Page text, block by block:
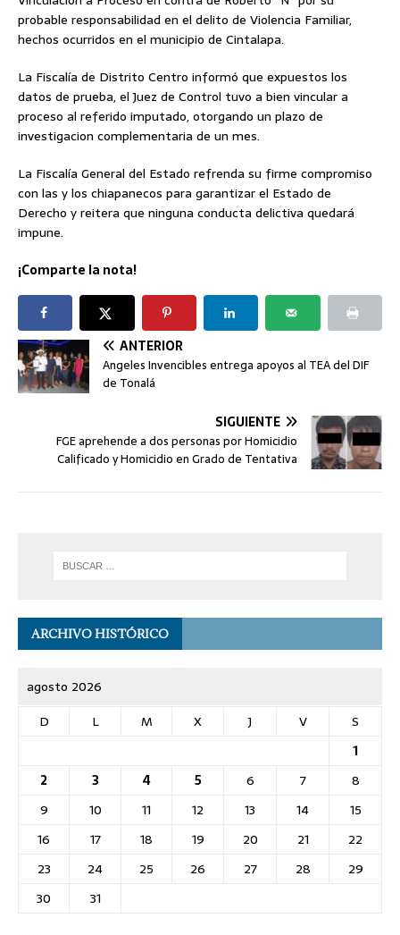
probable responsabilidad en el delito de Violencia Familiar,
hechos ocurridos en el municipio de Cintalapa.
La Fiscalía de Distrito Centro informó que expuestos los
datos de prueba, el Juez de Control tuvo a bien vincular a
proceso al referido imputado, otorgando un plazo de
investigacion complementaria de un mes.
La Fiscalía General del Estado refrenda su firme compromiso
con las y los chiapanecos para garantizar el Estado de
Derecho y reitera que ninguna conducta delictiva quedará
impune.
¡Comparte la nota!
ANTERIOR
Angeles Invencibles entrega apoyos al TEA del DIF
de Tonalá
SIGUIENTE
FGE aprehende a dos personas por Homicidio
Calificado y Homicidio en Grado de Tentativa
ARCHIVO HISTÓRICO
agosto 2026
D
L M X J V
S
1
2
3 4 5 6 7
8
9
10 11 12 13 14
15
16
17 18 19 20 21
22
23
24 25 26 27 28
29
30
31